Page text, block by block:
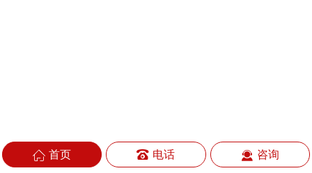
首页 电话 咨询